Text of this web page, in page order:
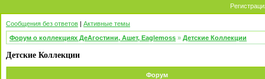
Сообщения без ответов | Активные темы
Форум о коллекциях ДеАгостини, Ашет, Eaglemoss » Детские Коллекции
Детские Коллекции
Форум